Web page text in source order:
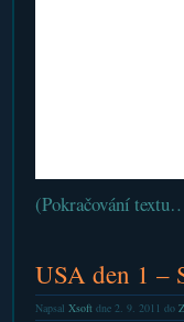
(Pokračování
USA den 1 –
Napsal Xsoftdne 2. 9. 2011 do